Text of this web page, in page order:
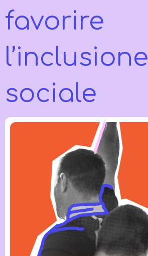
favorire
l’inclusione
sociale